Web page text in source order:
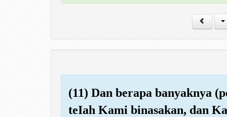
(11) Dan berapa banyaknya
teIah Kami binasakan, dan